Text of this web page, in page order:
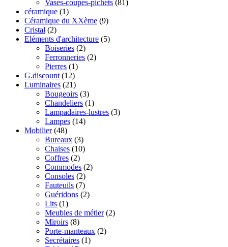
Vases-coupes-pichets (81)
céramique (1)
Céramique du XXème (9)
Cristal (2)
Eléments d'architecture (5)
Boiseries (2)
Ferronneries (2)
Pierres (1)
G.discount (12)
Luminaires (21)
Bougeoirs (3)
Chandeliers (1)
Lampadaires-lustres (3)
Lampes (14)
Mobilier (48)
Bureaux (3)
Chaises (10)
Coffres (2)
Commodes (2)
Consoles (2)
Fauteuils (7)
Guéridons (2)
Lits (1)
Meubles de métier (2)
Miroirs (8)
Porte-manteaux (2)
Secrétaires (1)